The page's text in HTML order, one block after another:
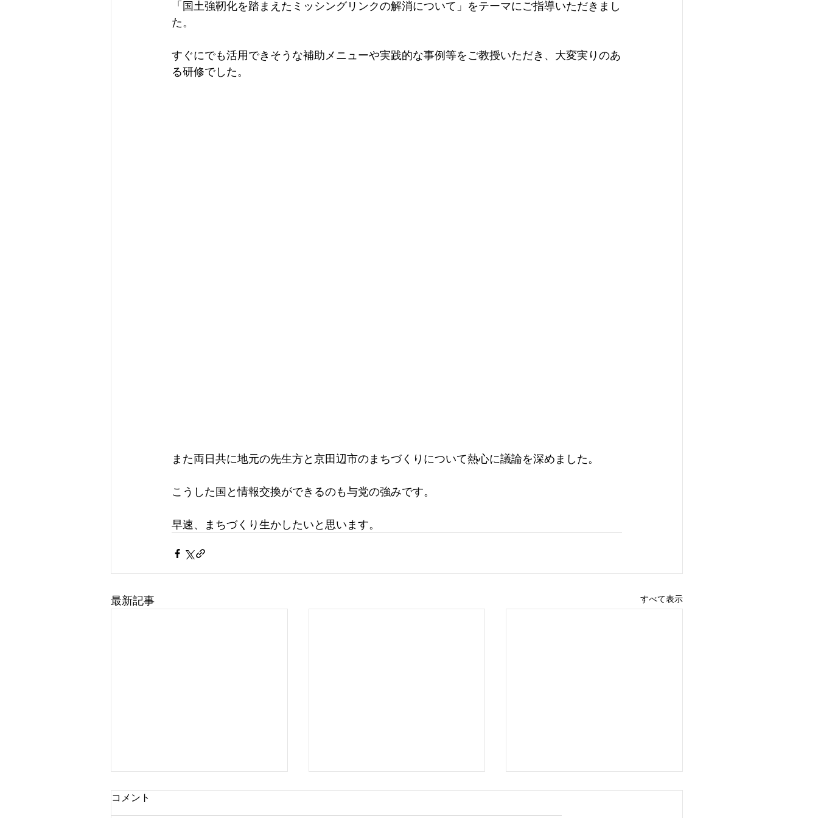
「国土強靭化を踏まえたミッシングリンクの解消について」をテーマにご指導いただきまし
た。
すぐにでも活用できそうな補助メニューや実践的な事例等をご教授いただき、大変実りのあ
る研修でした。
また両日共に地元の先生方と京田辺市のまちづくりについて熱心に議論を深めました。
こうした国と情報交換ができるのも与党の強みです。
早速、まちづくり生かしたいと思います。
最新記事 すべて表示
コメント